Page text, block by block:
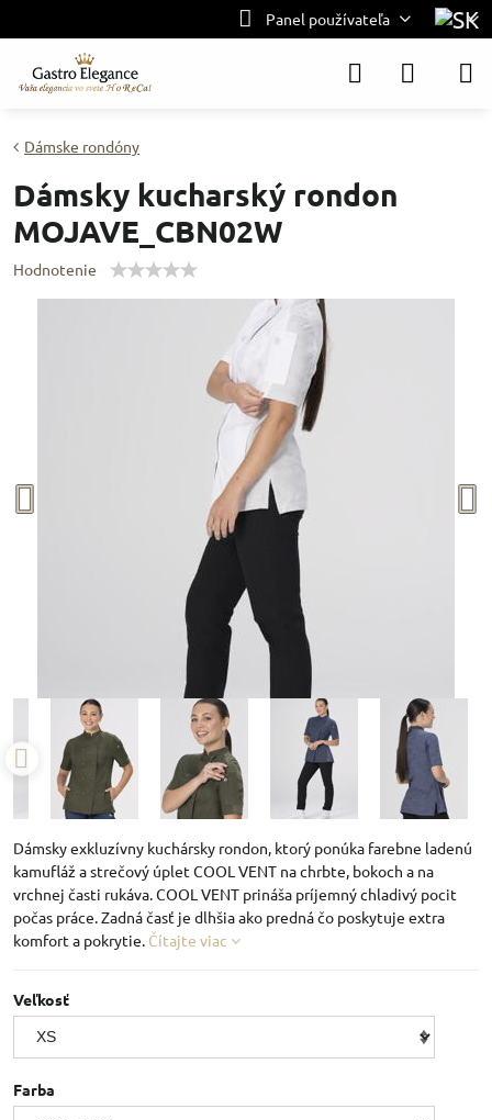
Panel používateľa
Dámske rondóny
Dámsky kucharský rondon
MOJAVE_CBN02W
Hodnotenie
Dámsky exkluzívny kuchársky rondon, ktorý ponúka farebne ladenú
kamufláž a strečový úplet COOL VENT na chrbte, bokoch a na
vrchnej časti rukáva. COOL VENT prináša príjemný chladivý pocit
počas práce. Zadná časť je dlhšia ako predná čo poskytuje extra
komfort a pokrytie. Čítajte viac
Veľkosť
Farba